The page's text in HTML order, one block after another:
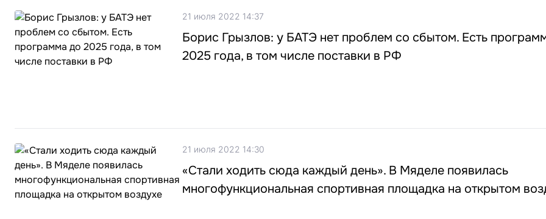
21 июля 2022 14:37
Борис Грызлов: у БАТЭ нет проблем со сбытом. Есть
2025 года, в том числе поставки в РФ
21 июля 2022 14:30
«Стали ходить сюда каждый день». В Мяделе появилась
многофункциональная спортивная площадка на открытом